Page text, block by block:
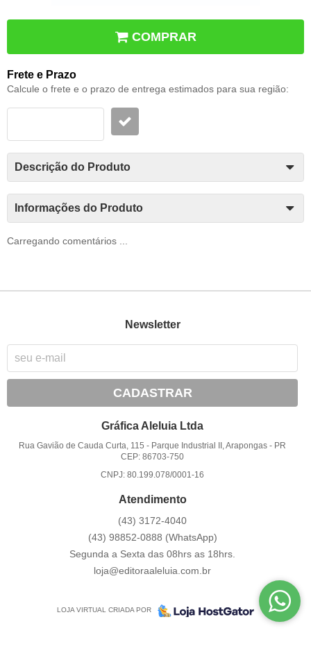
COMPRAR
Frete e Prazo
Calcule o frete e o prazo de entrega estimados para sua região:
Descrição do Produto
Informações do Produto
Carregando comentários ...
Newsletter
CADASTRAR
Gráfica Aleluia Ltda
Rua Gavião de Cauda Curta, 115 - Parque Industrial II, Arapongas - PR
CEP: 86703-750
CNPJ: 80.199.078/0001-16
Atendimento
(43) 3172-4040
(43) 98852-0888 (WhatsApp)
Segunda a Sexta das 08hrs as 18hrs.
loja@editoraaleluia.com.br
LOJA VIRTUAL CRIADA POR